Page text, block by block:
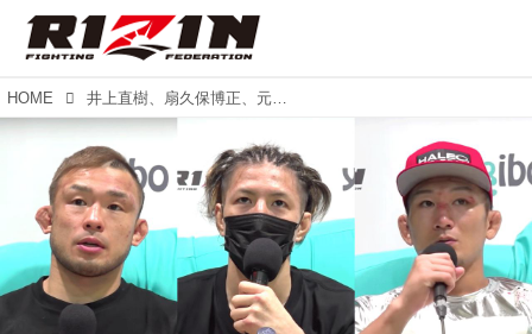
HOME 井上直樹、扇久保博正、元谷友貴など、Yogibo presents RIZIN.28 試合後インタビュー vol.1